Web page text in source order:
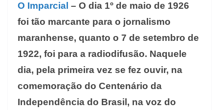
O Imparcial – O dia 1º de maio de 1926
foi tão marcante para o jornalismo
maranhense, quanto o 7 de setembro de
1922, foi para a radiodifusão. Naquele
dia, pela primeira vez se fez ouvir, na
comemoração do Centenário da
Independência do Brasil, na voz do